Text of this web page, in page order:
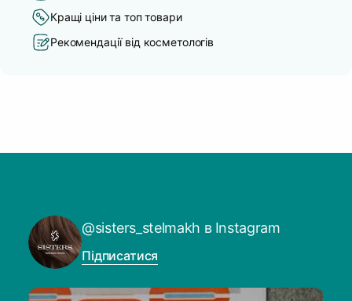
Кращі ціни та топ товари
Рекомендації від косметологів
@sisters_stelmakh в Instagram
Підписатися